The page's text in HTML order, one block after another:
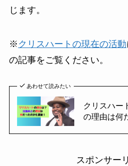
じます。
※ クリスハートの現在の活動
の記事をご覧ください。
あわせて読みたい
クリスハー
の理由は何
スポンサー